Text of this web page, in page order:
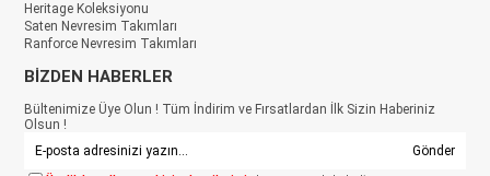
Heritage Koleksiyonu
Saten Nevresim Takımları
Ranforce Nevresim Takımları
BİZDEN HABERLER
Bültenimize Üye Olun ! Tüm İndirim ve Fırsatlardan İlk Sizin Haberiniz
Olsun !
Gönder